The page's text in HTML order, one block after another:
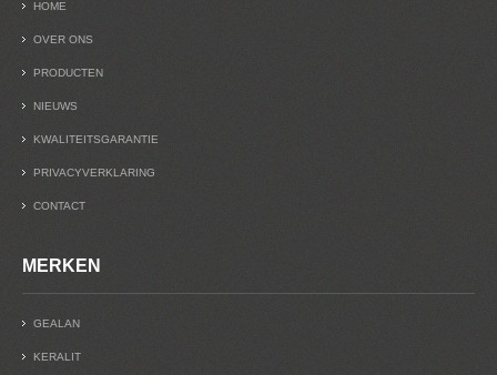
HOME
OVER ONS
PRODUCTEN
NIEUWS
KWALITEITSGARANTIE
PRIVACYVERKLARING
CONTACT
MERKEN
GEALAN
KERALIT